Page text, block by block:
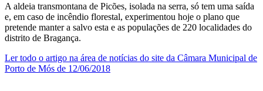
A aldeia transmontana de Picões, isolada na serra, só tem uma saída
e, em caso de incêndio florestal, experimentou hoje o plano que
pretende manter a salvo esta e as populações de 220 localidades do
distrito de Bragança.
Ler todo o artigo na área de notícias do site da Câmara Municipal de
Porto de Mós de 12/06/2018